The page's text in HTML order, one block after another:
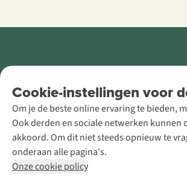
Cookie-instellingen voor
Om je de beste online ervaring te bieden,
Ook derden en sociale netwerken kunnen
akkoord. Om dit niet steeds opnieuw te
onderaan alle pagina's.
Onze cookie policy
Retail Concepts
NV,
Smallandlaan
9, B-2660
Hoboken
+32 (0)3 828
30 15